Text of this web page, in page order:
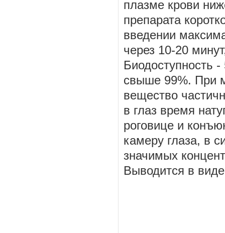
плазме крови
препарата
введении
через 10-20
Биодоступность
свыше 99%. При
вещество
в глаз время
роговице и
камеру глаза, в
значимых
Выводится в